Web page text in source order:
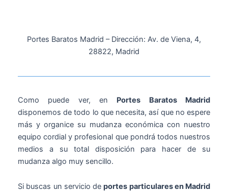
Portes Baratos Madrid – Dirección: Av. de Viena, 4,
28822, Madrid
Como puede ver, en Portes Baratos Madrid
disponemos de todo lo que necesita, así que no espere
más y organice su mudanza económica con nuestro
equipo cordial y profesional que pondrá todos nuestros
medios a su total disposición para hacer de su
mudanza algo muy sencillo.
Si buscas un servicio deportes particulares en Madrid